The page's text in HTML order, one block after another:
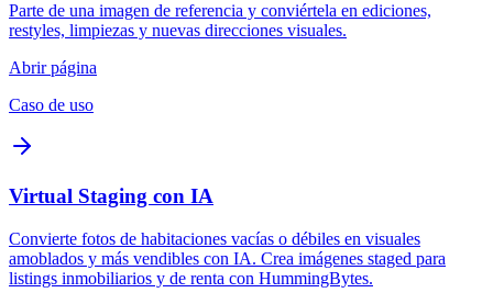
Parte de una imagen de referencia y conviértela en ediciones,
restyles, limpiezas y nuevas direcciones visuales.
Abrir página
Caso de uso
Virtual Staging con IA
Convierte fotos de habitaciones vacías o débiles en visuales
amoblados y más vendibles con IA. Crea imágenes staged para
listings inmobiliarios y de renta con HummingBytes.